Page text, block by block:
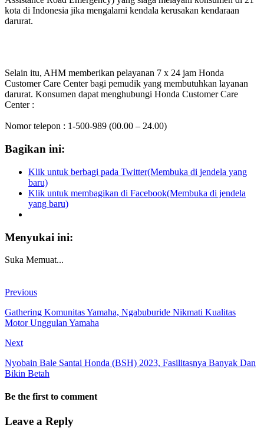
kota di Indonesia jika mengalami kendala kerusakan kendaraan
darurat.
Selain itu, AHM memberikan pelayanan 7 x 24 jam Honda
Customer Care Center bagi pemudik yang membutuhkan layanan
darurat. Konsumen dapat menghubungi Honda Customer Care
Center :
Nomor telepon : 1-500-989 (00.00 – 24.00)
Bagikan ini:
Klik untuk berbagi pada Twitter(Membuka di jendela yang
baru)
Klik untuk membagikan di Facebook(Membuka di jendela
yang baru)
Menyukai ini:
Suka Memuat...
Previous
Gathering Komunitas Yamaha, Ngabuburide Nikmati Kualitas
Motor Unggulan Yamaha
Next
Nyobain Bale Santai Honda (BSH) 2023, Fasilitasnya Banyak Dan
Bikin Betah
Be the first to comment
Leave a Reply